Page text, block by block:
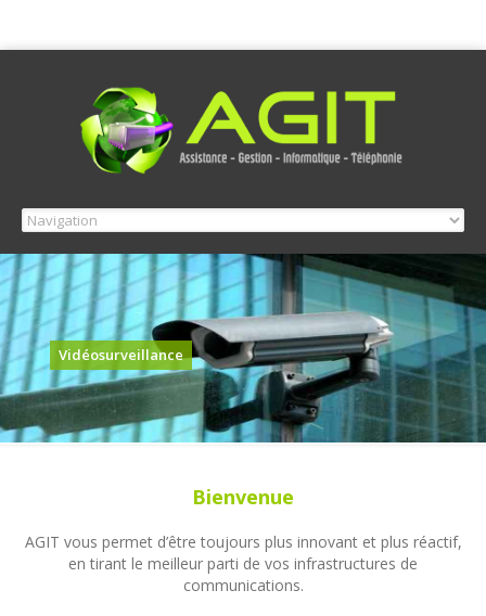
Vidéosurveillance
Bienvenue
AGIT vous permet d’être toujours plus innovant et plus réactif,
en tirant le meilleur parti de vos infrastructures de
communications.